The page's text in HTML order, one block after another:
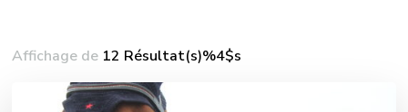
Affichage de 12 Résultat(s)%4$s